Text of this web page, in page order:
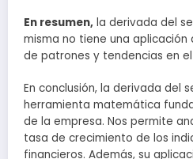
En resumen, la derivada del
misma no tiene una
de patrones y tendencias en
En conclusión, la derivada del
herramienta matemática
de la empresa. Nos permite
tasa de crecimiento de los
financieros. Además, su